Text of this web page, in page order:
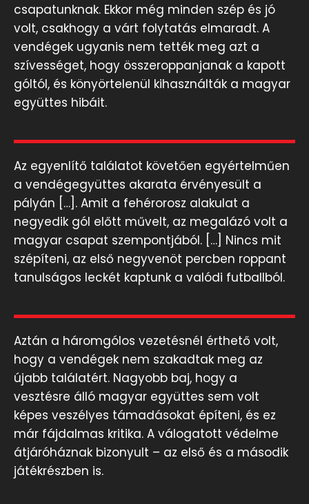
csapatunknak. Ekkor még minden szép és jó
volt, csakhogy a várt folytatás elmaradt. A
vendégek ugyanis nem tették meg azt a
szívességet, hogy összeroppanjanak a kapott
góltól, és könyörtelenül kihasználták a magyar
együttes hibáit.
Az egyenlítő találatot követően egyértelműen
a vendégegyüttes akarata érvényesült a
pályán […]. Amit a fehérorosz alakulat a
negyedik gól előtt művelt, az megalázó volt a
magyar csapat szempontjából. […] Nincs mit
szépíteni, az első negyvenöt percben roppant
tanulságos leckét kaptunk a valódi futballból.
Aztán a háromgólos vezetésnél érthető volt,
hogy a vendégek nem szakadtak meg az
újabb találatért. Nagyobb baj, hogy a
vesztésre álló magyar együttes sem volt
képes veszélyes támadásokat építeni, és ez
már fájdalmas kritika. A válogatott védelme
átjáróháznak bizonyult – az első és a második
játékrészben is.